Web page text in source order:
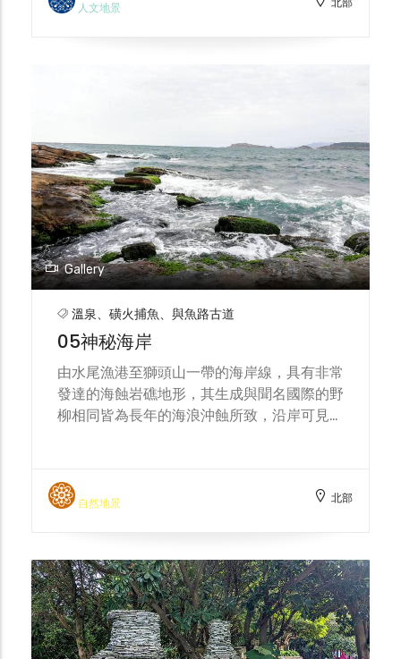
主要是用來堆放彈藥武器。坑道內溫度涼爽，
人文地景
Gallery
溫泉、磺火捕魚、與魚路古道
05神秘海岸
由水尾漁港至獅頭山一帶的海岸線，具有非常
發達的海蝕岩礁地形，其生成與聞名國際的野
柳相同皆為長年的海浪沖蝕所致，沿岸可見的
岸」，現在已可由水尾漁港或獅頭山兩端出發
沿臨海步道探訪獨特的海蝕景觀。
自然地景 北部